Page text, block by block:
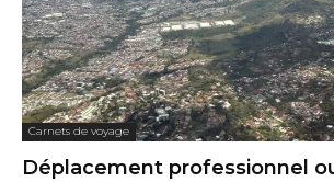
Carnets de voyage
Déplacement professionnel